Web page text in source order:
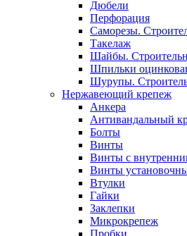
Дюбели
Перфорация
Саморезы.
Такелаж
Шайбы.
Шпильки
Шурупы.
Нержавеющий крепеж
Анкера
Антивандальный
Болты
Винты
Винты с
Винты
Втулки
Гайки
Заклепки
Микрокрепеж
Пробки